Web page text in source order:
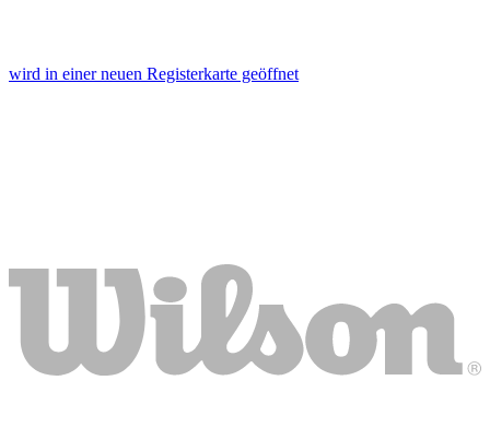
wird in einer neuen Registerkarte geöffnet